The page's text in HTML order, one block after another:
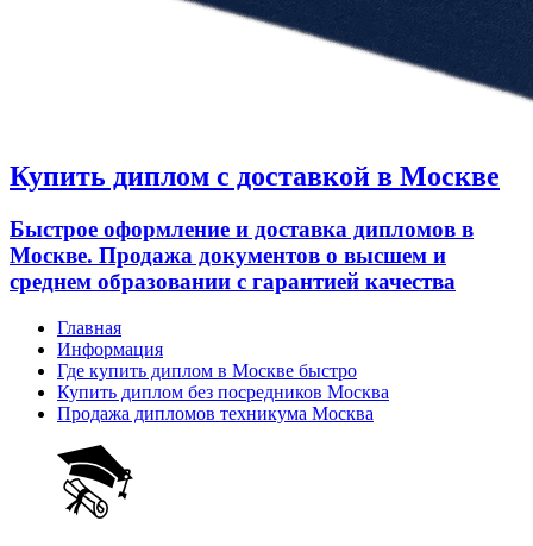
Купить диплом с доставкой в Москве
Быстрое оформление и доставка дипломов в
Москве. Продажа документов о высшем и
среднем образовании с гарантией качества
Главная
Информация
Где купить диплом в Москве быстро
Купить диплом без посредников Москва
Продажа дипломов техникума Москва